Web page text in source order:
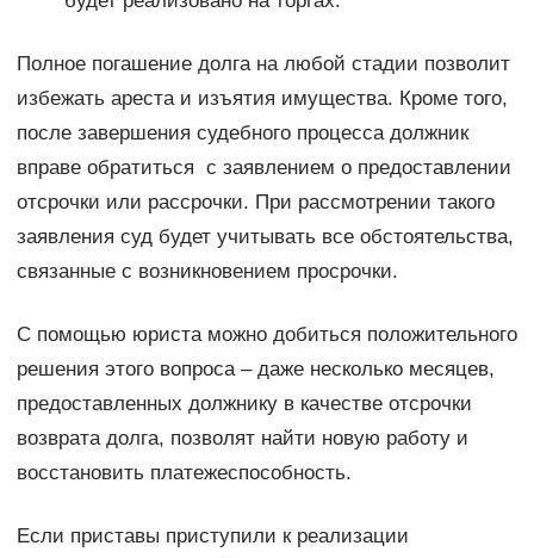
Полное погашение долга на любой стадии позволит
избежать ареста и изъятия имущества. Кроме того,
после завершения судебного процесса должник
вправе обратиться с заявлением о предоставлении
отсрочки или рассрочки. При рассмотрении такого
заявления суд будет учитывать все обстоятельства,
связанные с возникновением просрочки.
С помощью юриста можно добиться положительного
решения этого вопроса – даже несколько месяцев,
предоставленных должнику в качестве отсрочки
возврата долга, позволят найти новую работу и
восстановить платежеспособность.
Если приставы приступили к реализации